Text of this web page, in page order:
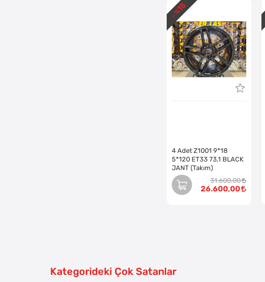
4 Adet Z1001 9*18
5*120 ET33 73,1 BLACK
JANT (Takım)
31.600,00
26.600,00
- %
15
Kategorideki Çok Satanlar